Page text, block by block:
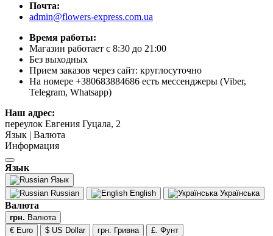
Почта:
admin@flowers-express.com.ua
Время работы:
Магазин работает с 8:30 до 21:00
Без выходных
Прием заказов через сайт: круглосуточно
На номере +380683884686 есть мессенджеры (Viber,
Telegram, Whatsapp)
Наш адрес:
переулок Евгения Гуцала, 2
Язык | Валюта
Информация
Язык
Язык
Russian
English Українська
Валюта
грн. Валюта
€ Euro
$ US Dollar грн. Гривна £. Фунт